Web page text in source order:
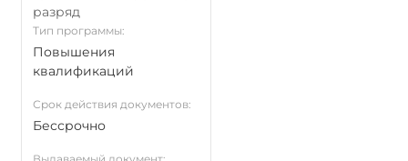
разряд
Тип программы:
Повышения
квалификаций
Срок действия документов:
Бессрочно